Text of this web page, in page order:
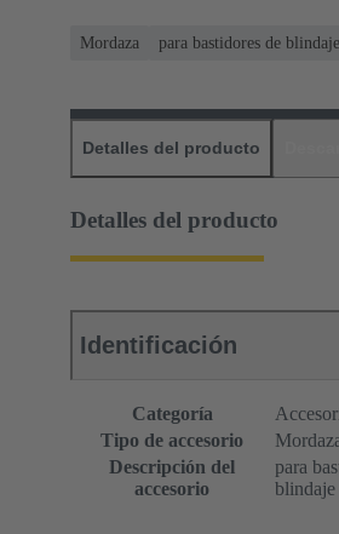
Mordaza para bastidores de blindaje
Detalles del producto
Detalles del producto
Identificación
Categoría
Tipo de accesorio
Descripción del
accesorio
para
blindaje